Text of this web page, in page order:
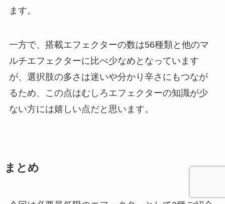
ます。
一方で、搭載エフェクターの数は56種類と他のマ
ルチエフェクターに比べ少なめとなっています
が、選択肢の多さは迷いや分かり辛さにもつなが
るため、この点はむしろエフェクターの知識が少
ない方には嬉しい点だと思います。
まとめ